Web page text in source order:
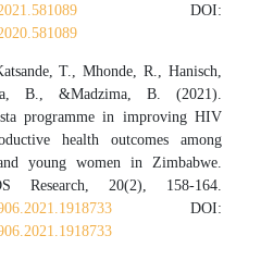
DOI:
T., Mhonde, R., Hanisch,
B., &Madzima, B. (2021).
programme in improving HIV
health outcomes among
young women in Zimbabwe.
Research, 20(2), 158-164.
DOI: